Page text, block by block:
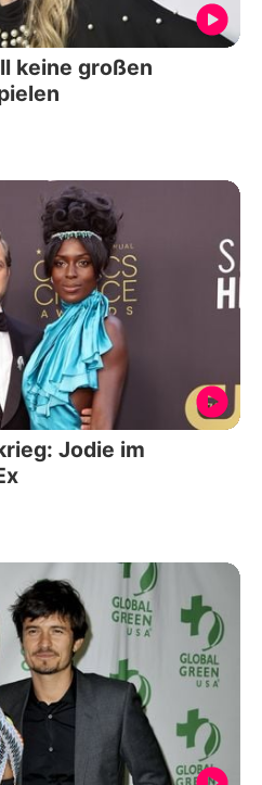
keine großen
Jodie im